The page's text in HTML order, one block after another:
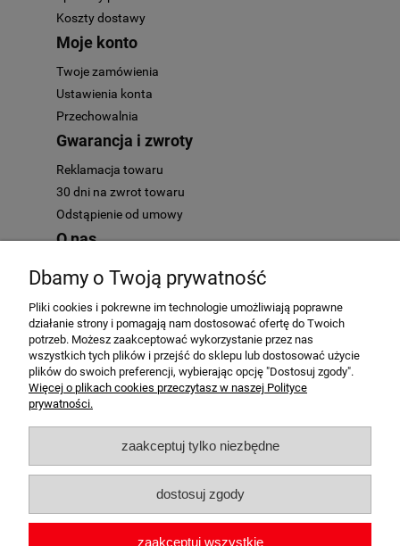
Koszty dostawy
Moje konto
Twoje zamówienia
Ustawienia konta
Przechowalnia
Gwarancja i zwroty
Reklamacja towaru
30 dni na zwrot towaru
Odstąpienie od umowy
O nas
O nas
AutoMotoHit.pl - to najlepszy motoryzacyjny klub zakupowy. Mamy
tylko przedmioty najwyższej jakości. Zapraszamy każdego fana
motocykli i samochodów - motoryzacja to nasze hobby!
Dbamy o Twoją prywatność
Pliki cookies i pokrewne im technologie umożliwiają poprawne
działanie strony i pomagają nam dostosować ofertę do Twoich
potrzeb. Możesz zaakceptować wykorzystanie przez nas
wszystkich tych plików i przejść do sklepu lub dostosować użycie
plików do swoich preferencji, wybierając opcję "Dostosuj zgody".
Więcej o plikach cookies przeczytasz w naszej Polityce
prywatności.
zaakceptuj tylko niezbędne
dostosuj zgody
zaakceptuj wszystkie